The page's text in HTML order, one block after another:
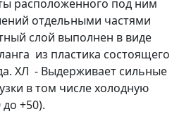
расположенного под ним
отдельными частями
слой выполнен в виде
из пластика состоящего
ХЛ - Выдерживает сильные
в том числе холодную
+50).